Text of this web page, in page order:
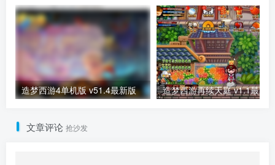
造梦西游4单机版 v51.4最新版 造梦西游再续天庭 v1.1最新
文章评论 抢沙发